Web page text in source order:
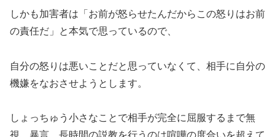
しかも加害者は「お前が怒らせたんだからこの怒りはお前
の責任だ」と本気で思っているので、
自分の怒りは悪いことだと思っていなくて、相手に自分の
機嫌をなおさせようとします。
しょっちゅう小さなことで相手が完全に屈服するまで無